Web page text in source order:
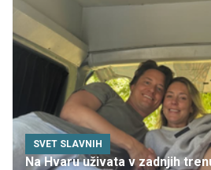
SVET SLAVNIH
Na Hvaru uživata v zadnjih